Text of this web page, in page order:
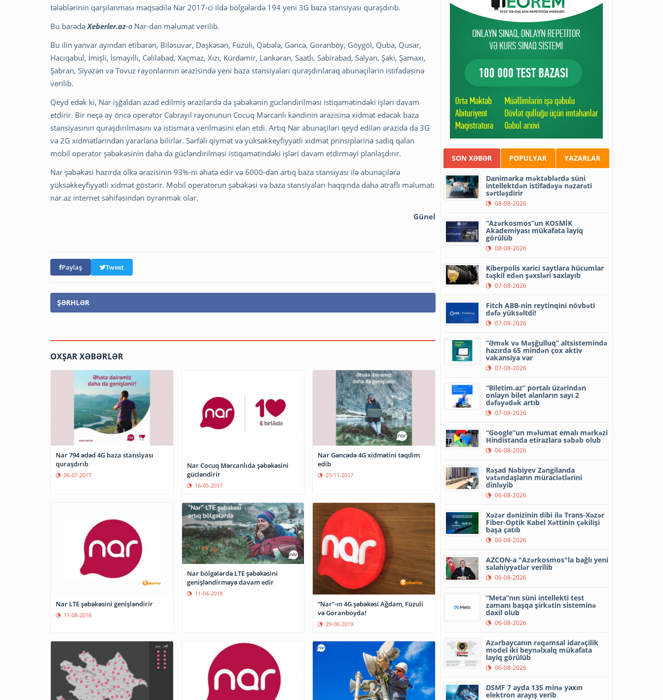
tələblərinin qarşılanması məqsədilə Nar 2017-ci ildə bölgələrdə 194 yeni 3G baza stansiyası quraşdırıb.
Bu barədə Xeberler.az-a Nar-dan məlumat verilib.
Bu ilin yanvar ayından etibarən, Biləsuvar, Daşkəsən, Füzuli, Qəbələ, Gəncə, Goranboy, Göygöl, Quba, Qusar,
Hacıqabul, İmişli, İsmayıllı, Cəlilabad, Xaçmaz, Xızı, Kürdəmir, Lənkəran, Saatlı, Sabirabad, Salyan, Şəki, Şamaxı,
Şabran, Siyəzən və Tovuz rayonlarının ərazisində yeni baza stansiyaları quraşdırılaraq abunəçilərin istifadəsinə
verilib.
Qeyd edək ki, Nar işğaldan azad edilmiş ərazilərdə də şəbəkənin gücləndirilməsi istiqamətindəki işləri davam
etdirir. Bir neçə ay öncə operator Cəbrayıl rayonunun Cocuq Mərcanlı kəndinin ərazisinə xidmət edəcək baza
stansiyasının quraşdırılmasını və istismara verilməsini elan etdi. Artıq Nar abunəçiləri qeyd edilən ərazidə də 3G
və 2G xidmətlərindən yararlana bilirlər. Sərfəli qiymət və yüksəkkeyfiyyətli xidmət prinsiplərinə sadiq qalan
mobil operator şəbəkəsinin daha da gücləndirilməsi istiqamətindəki işləri davam etdirməyi planlaşdırır.
Nar şəbəkəsi hazırda ölkə ərazisinin 93%-ni əhatə edir və 6000-dən artıq baza stansiyası ilə abunəçilərə
yüksəkkeyfiyyətli xidmət göstərir. Mobil operatorun şəbəkəsi və baza stansiyaları haqqında daha ətraflı məlumatı
nar.az internet səhifəsindən öyrənmək olar.
Günel
Paylaş Tweet
ŞƏRHLƏR
OXŞAR XƏBƏRLƏR
Nar 794 ədəd 4G baza stansiyası
quraşdırıb
06-07-2017
Nar Cocuq Mərcanlıda şəbəkəsini
gücləndirir
16-05-2017
Nar Gəncədə 4G xidmətini təqdim
edib
25-11-2017
Nar LTE şəbəkəsini genişləndirir
17-08-2018
Nar bölgələrdə LTE şəbəkəsini
genişləndirməyə davam edir
11-04-2018
“Nar”-ın 4G şəbəkəsi Ağdam, Füzuli
və Goranboyda!
29-06-2019
SON XƏBƏR POPULYAR YAZARLAR
Danimarka məktəblərdə süni
intellektdən istifadəyə nəzarəti
sərtləşdirir
08-08-2026
“Azərkosmos”un KOSMİK
Akademiyası mükafata layiq
görülüb
08-08-2026
Kiberpolis xarici saytlara hücumlar
təşkil edən şəxsləri saxlayıb
07-08-2026
Fitch ABB-nin reytinqini növbəti
dəfə yüksəltdi!
07-08-2026
“Əmək və Məşğulluq” altsistemində
hazırda 65 mindən çox aktiv
vakansiya var
07-08-2026
“Biletim.az” portalı üzərindən
onlayn bilet alanların sayı 2
dəfəyədək artıb
07-08-2026
“Google”un məlumat emalı mərkəzi
Hindistanda etirazlara səbəb olub
06-08-2026
Rəşad Nəbiyev Zəngilanda
vətəndaşların müraciətlərini
dinləyib
06-08-2026
Xəzər dənizinin dibi ilə Trans-Xəzər
Fiber-Optik Kabel Xəttinin çəkilişi
başa çatıb
06-08-2026
AZCON-a "Azərkosmos"la bağlı yeni
səlahiyyətlər verilib
06-08-2026
“Meta”nın süni intellekti test
zamanı başqa şirkətin sisteminə
daxil olub
06-08-2026
Azərbaycanın rəqəmsal idarəçilik
model iki beynəlxalq mükafata
layiq görülüb
06-08-2026
DSMF 7 ayda 135 minə yaxın
elektron arayış verib